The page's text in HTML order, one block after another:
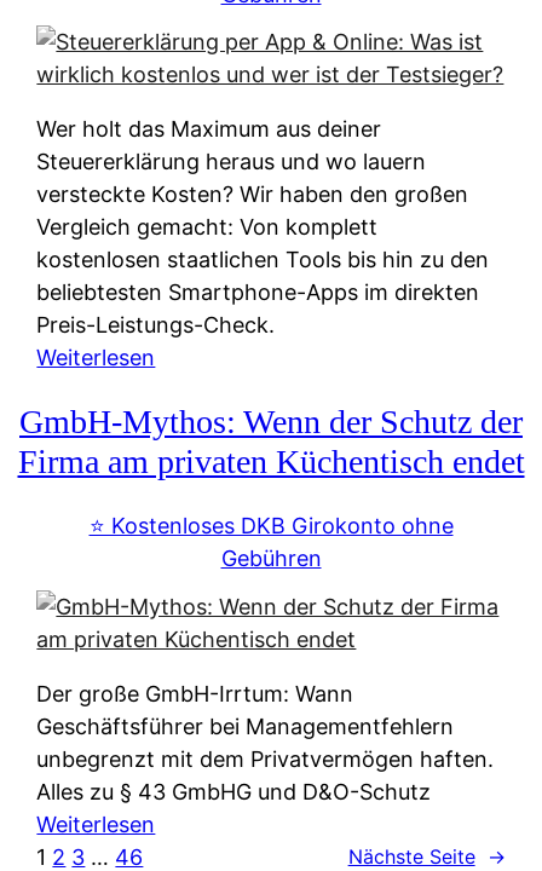
u
s
u
n
f
t
e
i
e
W
e
r
s
i
c
h
e
t
s
y
t
e
m
M
I
R
:
W
e
u
d
n
w
l
c
h
e
n
Wer holt das Maximum aus deiner
Steuererklärung heraus und wo lauern
versteckte Kosten? Wir haben den großen
Vergleich gemacht: Von komplett
kostenlosen staatlichen Tools bis hin zu den
beliebtesten Smartphone-Apps im direkten
Preis-Leistungs-Check.
Weiterlesen
t
e
u
e
r
k
l
ä
u
GmbH-Mythos: Wenn der Schutz der
Firma am privaten Küchentisch endet
⭐️ Kostenloses DKB Girokonto ohne
Gebühren
Der große GmbH-Irrtum: Wann
Geschäftsführer bei Managementfehlern
unbegrenzt mit dem Privatvermögen haften.
Alles zu § 43 GmbHG und D&O-Schutz
Weiterlesen
1 2 3 … 46 Nächste Seite →